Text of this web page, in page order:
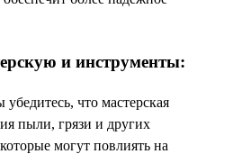
и инструменты:
что мастерская
пыли, грязи и других
могут повлиять на